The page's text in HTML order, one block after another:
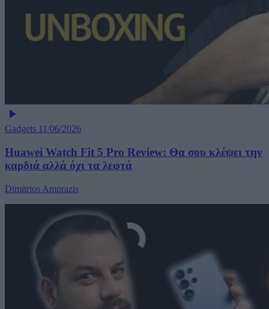
Gadgets 11/06/2026
Huawei Watch Fit 5 Pro Review: Θα σου κλέψει την
καρδιά αλλά όχι τα λεφτά
Dimitrios Amprazis